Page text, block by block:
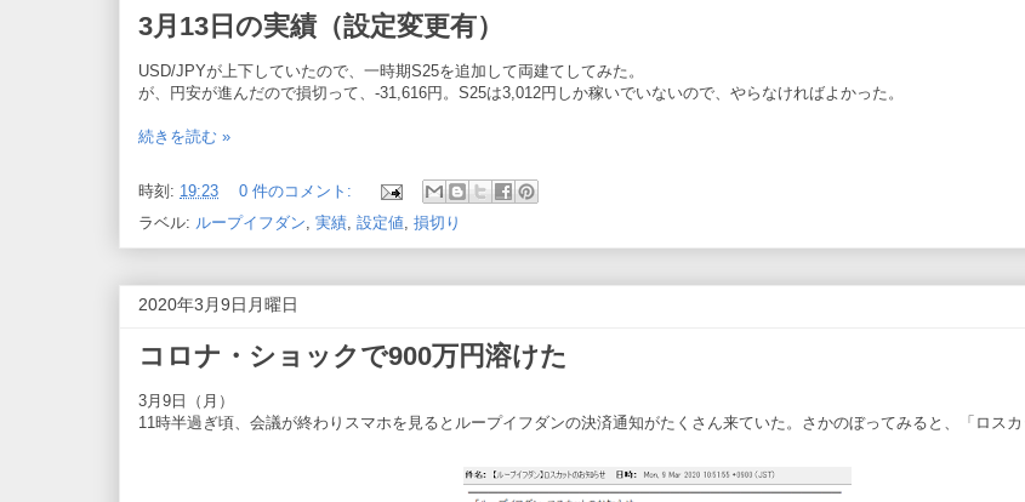
3月13日の実績（設定変更有）
USD/JPYが上下していたので、一時期S25を追加して両建てしてみた。
が、円安が進んだので損切って、-31,616円。S25は3,012円しか稼いでいないので、やらなければよかった。
続きを読む »
時刻: 19:23
0 件のコメント:
ラベル: ループイフダン, 実績, 設定値, 損切り
2020年3月9日月曜日
コロナ・ショックで900万円溶けた
3月9日（月）
11時半過ぎ頃、会議が終わりスマホを見るとループイフダンの決済通知がたくさん来ていた。さかのぼってみると、「ロスカ